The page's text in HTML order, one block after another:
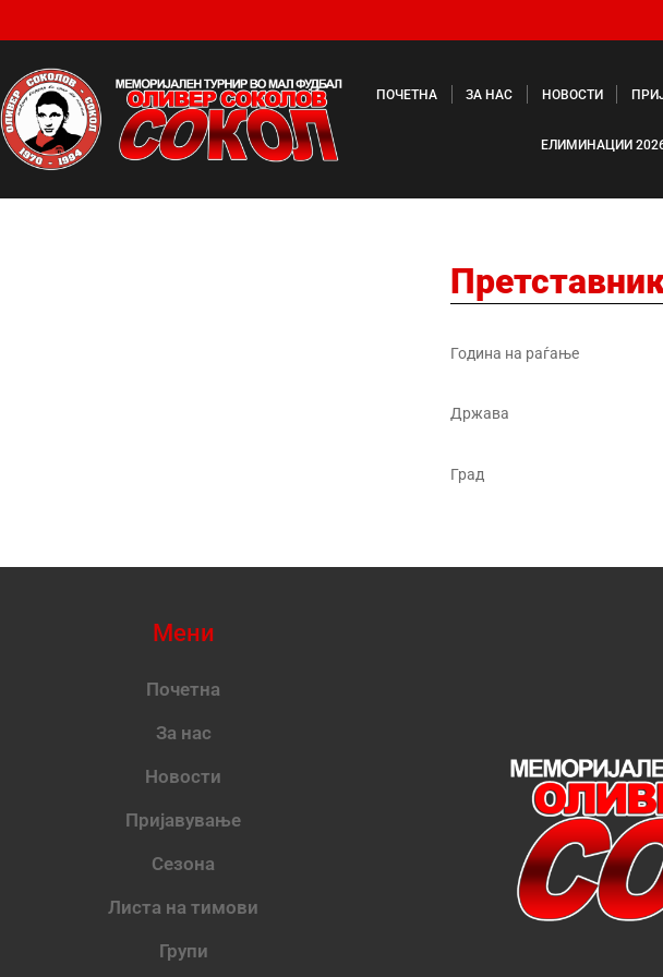
ПОЧЕТНА ЗА НАС НОВОСТИ
ЕЛИМИНАЦИИ
Година на раѓање
Држава
Град
Мени
Почетна
За нас
Новости
Пријавување
Сезона
Листа на тимови
Групи